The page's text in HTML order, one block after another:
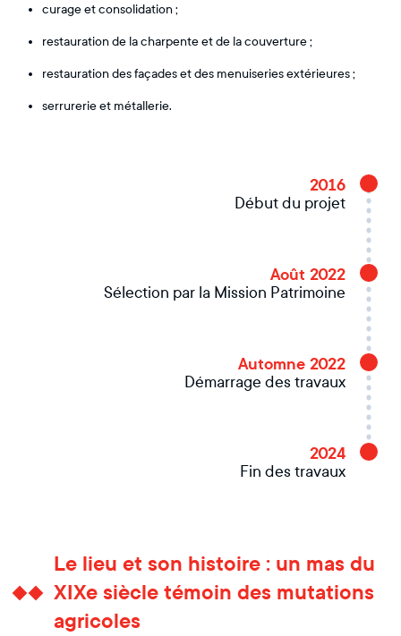
curage et consolidation ;
restauration de la charpente et de la couverture ;
restauration des façades et des menuiseries extérieures ;
serrurerie et métallerie.
2016
Début du projet
Août 2022
Sélection par la Mission Patrimoine
Automne 2022
Démarrage des travaux
2024
Fin des travaux
Le lieu et son histoire : un mas du
XIXe siècle témoin des mutations
agricoles